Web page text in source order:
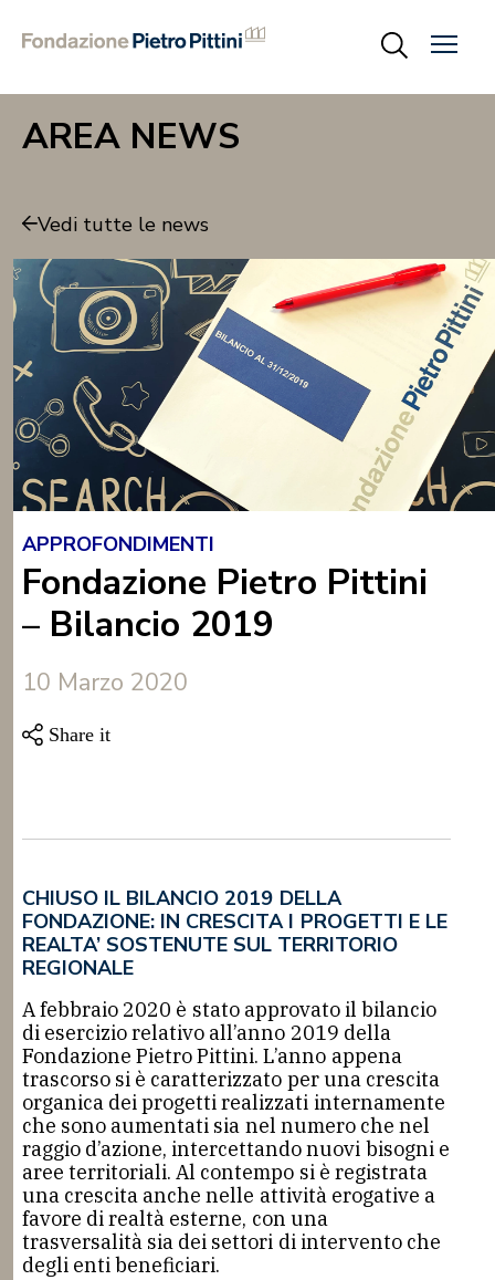
AREA NEWS
Vedi tutte le news
APPROFONDIMENTI
Fondazione Pietro Pittini
– Bilancio 2019
10 Marzo 2020
CHIUSO IL BILANCIO 2019 DELLA
FONDAZIONE: IN CRESCITA I PROGETTI E LE
REALTA’ SOSTENUTE SUL TERRITORIO
REGIONALE
A febbraio 2020 è stato approvato il bilancio
di esercizio relativo all’anno 2019 della
Fondazione Pietro Pittini. L’anno appena
trascorso si è caratterizzato per una crescita
organica dei progetti realizzati internamente
che sono aumentati sia nel numero che nel
raggio d’azione, intercettando nuovi bisogni e
aree territoriali. Al contempo si è registrata
una crescita anche nelle attività erogative a
favore di realtà esterne, con una
trasversalità sia dei settori di intervento che
degli enti beneficiari.